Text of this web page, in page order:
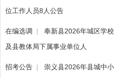
位工作人员8人公告
在编选调 |
奉新县2026年城区学
及县教体局下属事业单位人
招考公告 |
崇义县2026年县城中